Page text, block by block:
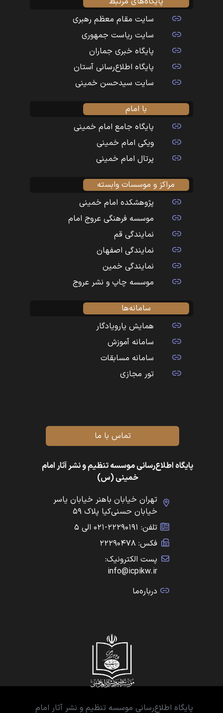
سایت مقام معظم رهبری
سایت ریاست جمهوری
پایگاه خبری جماران
پایگاه اطلاع‌رسانی آستان
سایت سیدحسن خمینی
با امام
پایگاه جامع امام خمینی
ویکی امام خمینی
پرتال امام خمینی
مراکز و موسسات وابسته
پژوهشکده امام خمینی
موسسه فرهنگی عروج امام
نمایندگی قم
نمایندگی اصفهان
نمایندگی خمین
موسسه چاپ و نشر عروج
سامانه‌ها
همایش یارویادگار
سامانه آموزش
سامانه مسابقات
تور مجازی
تماس با ما
پایگاه اطلاع‌رسانی موسسه تنظیم و نشر آثار امام
خمینی (س)
تهران خیابان باهنر خیابان یاسر
خیابان حسنی‌کیا پلاک ۵۹
تلفن: ۲۲۲۹۰۱۹۱-۰۲۱ الی ۵
فکس: ۲۲۲۹۰۴۷۸
پست الکترونیک:
info@icpikw.ir
درباره‌ما
پایگاه اطلاع‌رسانی موسسه تنظیم و نشر آثار امام